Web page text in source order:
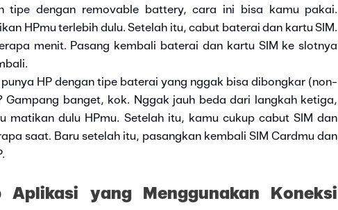
tipe dengan removable battery, cara ini bisa kamu pakai.
HPmu terlebih dulu. Setelah itu, cabut baterai dan kartu SIM.
menit. Pasang kembali baterai dan kartu SIM ke slotnya
HP dengan tipe baterai yang nggak bisa dibongkar (non-
Gampang banget, kok. Nggak jauh beda dari langkah ketiga,
matikan dulu HPmu. Setelah itu, kamu cukup cabut SIM dan
saat. Baru setelah itu, pasangkan kembali SIM Cardmu dan
yang Menggunakan Koneksi